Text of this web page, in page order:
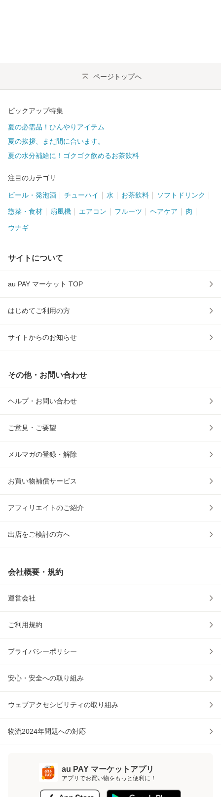
ページトップへ
ピックアップ特集
夏の必需品！ひんやりアイテム
夏の挨拶、まだ間に合います。
夏の水分補給に！ゴクゴク飲めるお茶飲料
注目のカテゴリ
ビール・発泡酒 チューハイ 水 お茶飲料 ソフトドリンク
惣菜・食材 扇風機 エアコン フルーツ ヘアケア 肉
ウナギ
サイトについて
au PAY マーケット TOP
はじめてご利用の方
サイトからのお知らせ
その他・お問い合わせ
ヘルプ・お問い合わせ
ご意見・ご要望
メルマガの登録・解除
お買い物補償サービス
アフィリエイトのご紹介
出店をご検討の方へ
会社概要・規約
運営会社
ご利用規約
プライバシーポリシー
安心・安全への取り組み
ウェブアクセシビリティの取り組み
物流2024年問題への対応
au PAY マーケットアプリ
アプリでお買い物をもっと便利に！